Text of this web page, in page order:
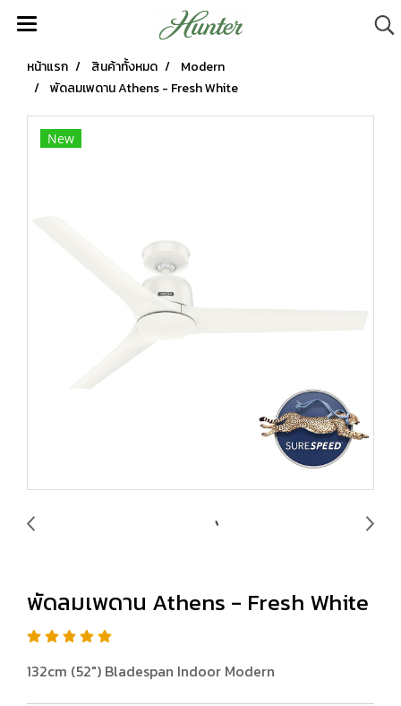
หน้าแรก สินค้าทั้งหมด
Modern
พัดลมเพดาน Athens - Fresh White
New
พัดลมเพดาน Athens - Fresh White
132cm (52") Bladespan Indoor Modern